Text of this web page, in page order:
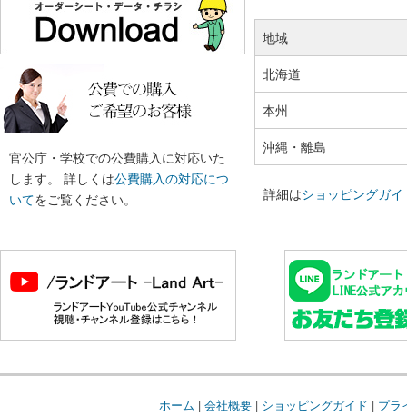
官公庁・学校での公費購入に対応いた
します。 詳しくは公費購入の対応につ
いてをご覧ください。
地域
北海道
本州
沖縄・離島
詳細はショッピングガイ
ホーム | 会社概要| ショッピングガイド | プラ